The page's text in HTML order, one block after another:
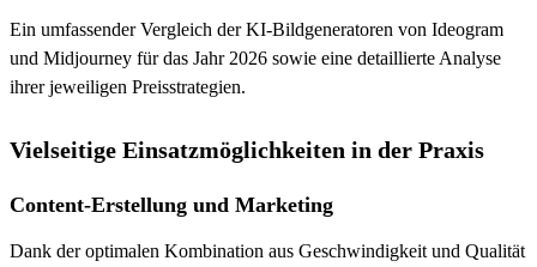
Ein umfassender Vergleich der KI-Bildgeneratoren von Ideogram
und Midjourney für das Jahr 2026 sowie eine detaillierte Analyse
ihrer jeweiligen Preisstrategien.
Vielseitige Einsatzmöglichkeiten in der Praxis
Content-Erstellung und Marketing
Dank der optimalen Kombination aus Geschwindigkeit und Qualität